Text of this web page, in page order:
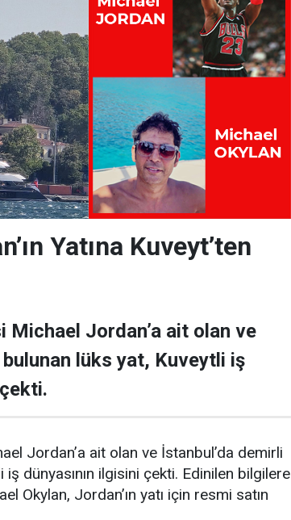
Yatına Kuveyt’ten
Michael Jordan’a ait olan ve
lüks yat, Kuveytli iş
Jordan’a ait olan ve İstanbul’da demirli
dünyasının ilgisini çekti. Edinilen bilgilere
Okylan, Jordan’ın yatı için resmi satın